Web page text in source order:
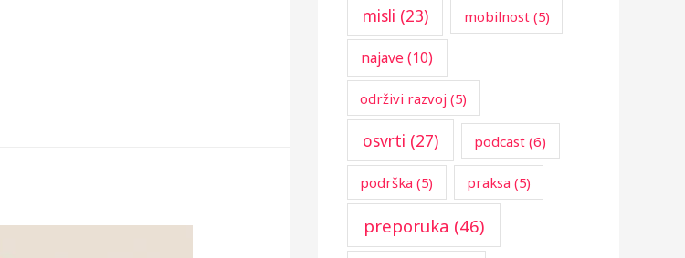
misli (23) mobilnost(5)
najave(10)
održivi razvoj (5)
osvrti (27) podcast (6)
podrška (5) praksa (5)
preporuka (46)